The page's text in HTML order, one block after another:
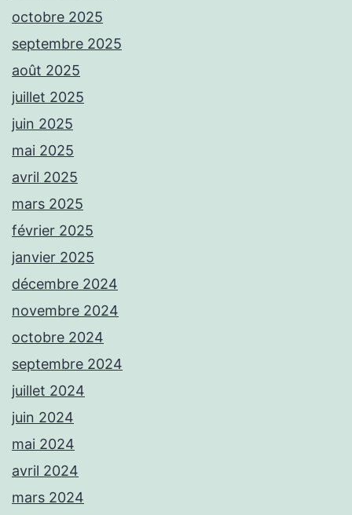
octobre 2025
septembre 2025
août 2025
juillet 2025
juin 2025
mai 2025
avril 2025
mars 2025
février 2025
janvier 2025
décembre 2024
novembre 2024
octobre 2024
septembre 2024
juillet 2024
juin 2024
mai 2024
avril 2024
mars 2024